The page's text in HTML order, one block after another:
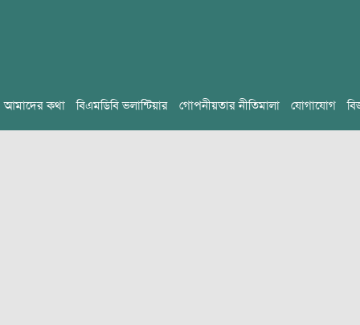
আমাদের কথা বিএমডিবি ভলান্টিয়ার গোপনীয়তার নীতিমালা যোগাযোগ